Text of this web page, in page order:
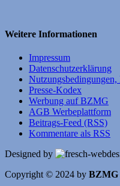
Weitere Informationen
Impressum
Datenschutzerklärung
Nutzungsbedingungen,
Presse-Kodex
Werbung auf BZMG
AGB Werbeplattform
Beitrags-Feed (RSS)
Kommentare als RSS
Designed by
Copyright © 2024 by BZMG